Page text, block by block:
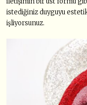
istediğiniz duyguyu
işliyorsunuz.